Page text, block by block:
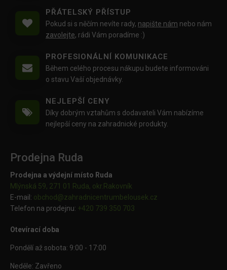
PŘÁTELSKÝ PŘÍSTUP
Pokud si s něčím nevíte rady, napište nám nebo nám
zavolejte, rádi Vám poradíme :)
PROFESIONÁLNÍ KOMUNIKACE
Během celého procesu nákupu budete informováni
o stavu Vaší objednávky.
NEJLEPŠÍ CENY
Díky dobrým vztahům s dodavateli Vám nabízíme
nejlepší ceny na zahradnické produkty.
Prodejna Ruda
Prodejna a výdejní místo Ruda
Mlýnská 59, 271 01 Ruda, okr.Rakovník
E-mail: obchod@zahradnicentrumbelousek.cz
Telefon na prodejnu: +420 739 350 703
Otevírací doba
Pondělí až sobota: 9:00 - 17:00
Neděle: Zavřeno